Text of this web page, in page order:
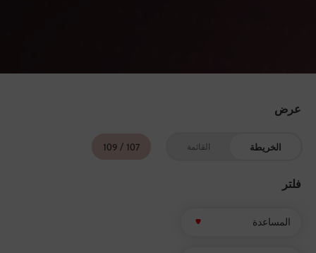
عرض
الخریطة القائمة 107
/
109
فلتر
المساعدة